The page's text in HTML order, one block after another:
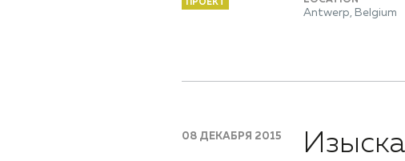
ПРОЕКТ
Antwerp, Belgium
08 ДЕКАБРЯ 2015